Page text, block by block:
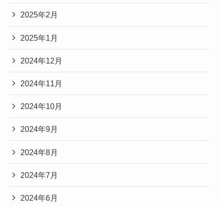
2025年2月
2025年1月
2024年12月
2024年11月
2024年10月
2024年9月
2024年8月
2024年7月
2024年6月